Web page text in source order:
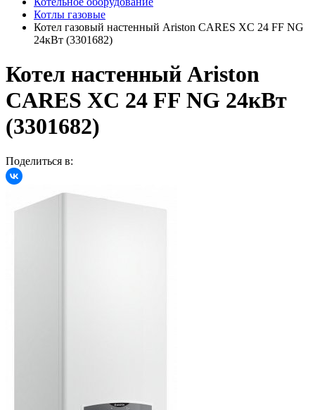
Котлы газовые
Котел газовый настенный Ariston CARES XC 24 FF NG
24кВт (3301682)
Котел настенный Ariston
CARES XC 24 FF NG 24кВт
(3301682)
Поделиться в: